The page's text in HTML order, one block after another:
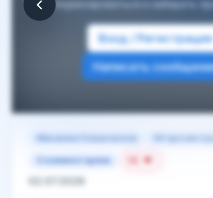
индексироваться и набирать
Вход / Регистрация
Написать
Михалина Новаковская 66
0 комментариев